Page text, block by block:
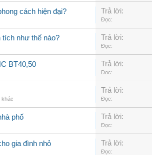
cách hiện đại? Trả lời:
Đọc:
tích như thế nào? Trả lời:
Đọc:
BT40,50 Trả lời:
Đọc:
khác
Trả lời:
Đọc:
phố Trả lời:
Đọc:
gia đình nhỏ Trả lời:
Đọc: